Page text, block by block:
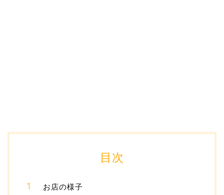
目次
お店の様子